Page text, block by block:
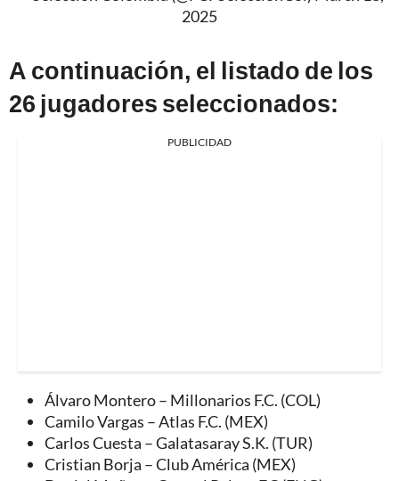
2025
A continuación, el listado de los
26 jugadores seleccionados:
PUBLICIDAD
Álvaro Montero – Millonarios F.C. (COL)
Camilo Vargas – Atlas F.C. (MEX)
Carlos Cuesta – Galatasaray S.K. (TUR)
Cristian Borja – Club América (MEX)